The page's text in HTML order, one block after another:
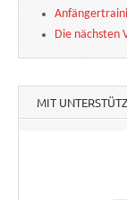
Die nächsten
MIT